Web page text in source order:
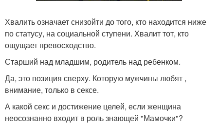
Хвалить означает снизойти до того, кто находится ниже
по статусу, на социальной ступени. Хвалит тот, кто
ощущает превосходство.
Старший над младшим, родитель над ребенком.
Да, это позиция сверху. Которую мужчины любят ,
внимание, только в сексе.
А какой секс и достижение целей, если женщина
неосознанно входит в роль знающей "Мамочки"?